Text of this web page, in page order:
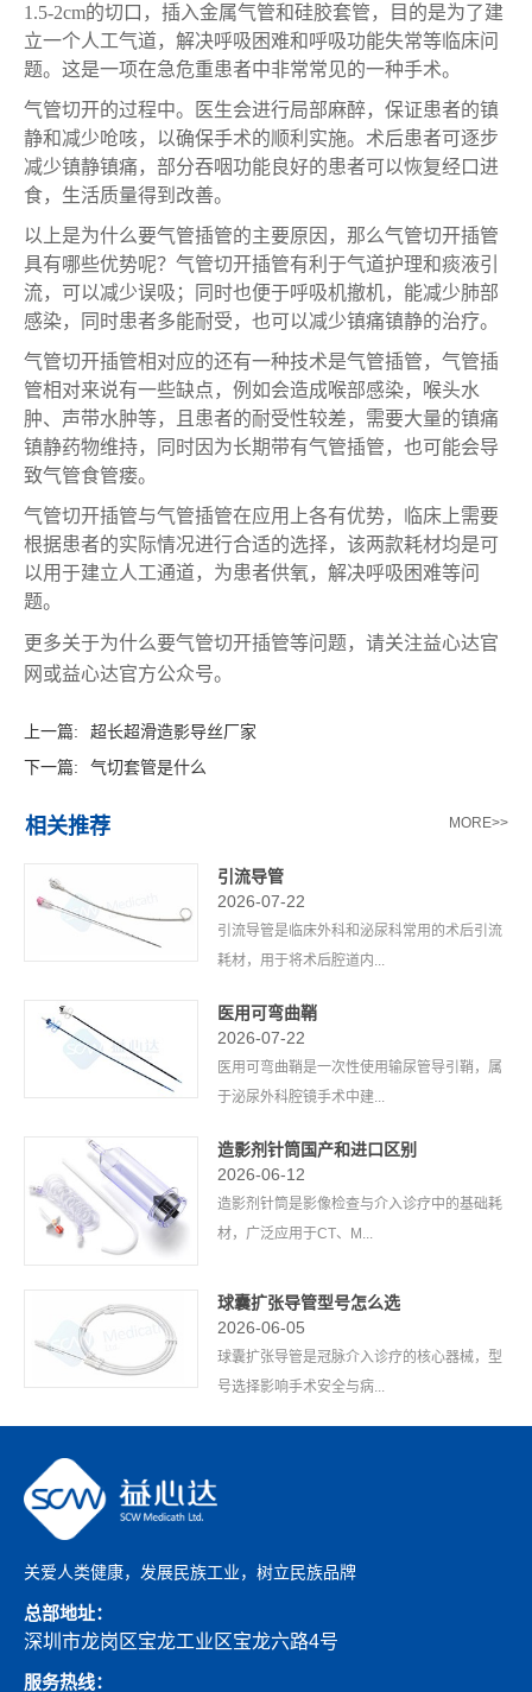
1.5-2cm的切口，插入金属气管和硅胶套管，目的是为了建
立一个人工气道，解决呼吸困难和呼吸功能失常等临床问
题。这是一项在急危重患者中非常常见的一种手术。
气管切开的过程中。医生会进行局部麻醉，保证患者的镇
静和减少呛咳，以确保手术的顺利实施。术后患者可逐步
减少镇静镇痛，部分吞咽功能良好的患者可以恢复经口进
食，生活质量得到改善。
以上是为什么要气管插管的主要原因，那么气管切开插管
具有哪些优势呢？气管切开插管有利于气道护理和痰液引
流，可以减少误吸；同时也便于呼吸机撤机，能减少肺部
感染，同时患者多能耐受，也可以减少镇痛镇静的治疗。
气管切开插管相对应的还有一种技术是气管插管，气管插
管相对来说有一些缺点，例如会造成喉部感染，喉头水
肿、声带水肿等，且患者的耐受性较差，需要大量的镇痛
镇静药物维持，同时因为长期带有气管插管，也可能会导
致气管食管瘘。
气管切开插管与气管插管在应用上各有优势，临床上需要
根据患者的实际情况进行合适的选择，该两款耗材均是可
以用于建立人工通道，为患者供氧，解决呼吸困难等问
题。
更多关于为什么要气管切开插管等问题，请关注益心达官
网或益心达官方公众号。
上一篇:
超长超滑造影导丝厂家
下一篇:
气切套管是什么
相关推荐 MORE>>
引流导管
2026-07-22
引流导管是临床外科和泌尿科常用的术后引流
耗材，用于将术后腔道内...
医用可弯曲鞘
2026-07-22
医用可弯曲鞘是一次性使用输尿管导引鞘，属
于泌尿外科腔镜手术中建...
造影剂针筒国产和进口区别
2026-06-12
造影剂针筒是影像检查与介入诊疗中的基础耗
材，广泛应用于CT、M...
球囊扩张导管型号怎么选
2026-06-05
球囊扩张导管是冠脉介入诊疗的核心器械，型
号选择影响手术安全与病...
关爱人类健康，发展民族工业，树立民族品牌
总部地址：
深圳市龙岗区宝龙工业区宝龙六路4号
服务热线：